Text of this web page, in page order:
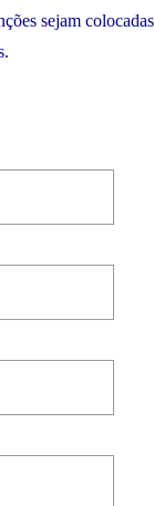
sejam colocadas